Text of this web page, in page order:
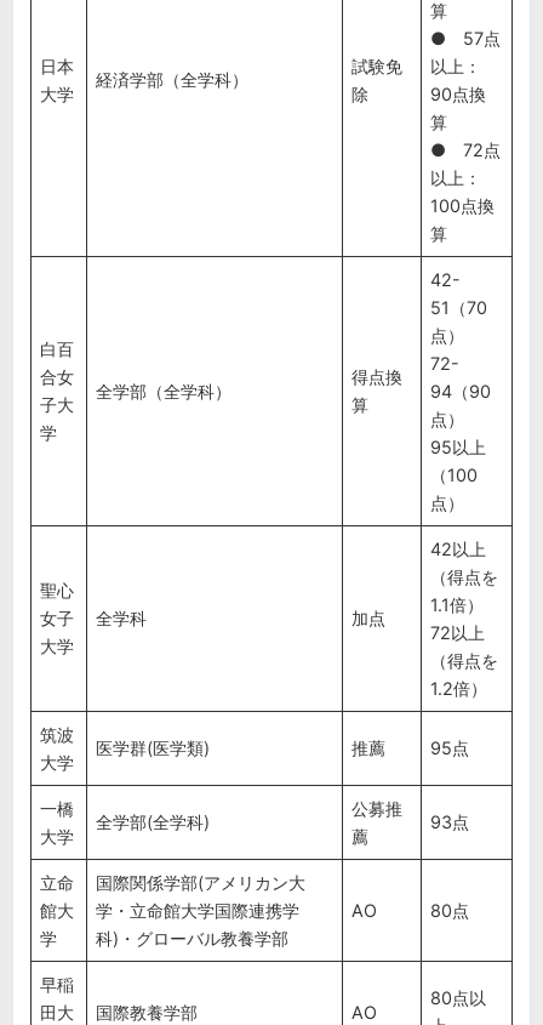
日本
大学
経済学部（全学科）
試験免
除
算
● 57点
以上：
90点換
算
● 72点
以上：
100点換
算
白百
合女
子大
学
全学部（全学科）
得点換
算
42-
51（70
点）
72-
94（90
点）
95以上
（100
点）
聖心
女子
大学
全学科 加点
42以上
（得点を
1.1倍）
72以上
（得点を
1.2倍）
筑波
大学
医学群(医学類) 推薦 95点
一橋
大学
全学部(全学科)
公募推
薦
93点
立命
館大
学
国際関係学部(アメリカン大
学・立命館大学国際連携学
科)・グローバル教養学部
AO 80点
早稲
田大
国際教養学部 AO
80点以